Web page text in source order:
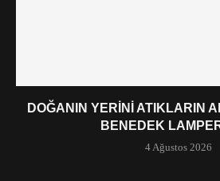
DOĞANIN YERINI ATIKLARIN
BENEDEK
4 Ağustos 2026